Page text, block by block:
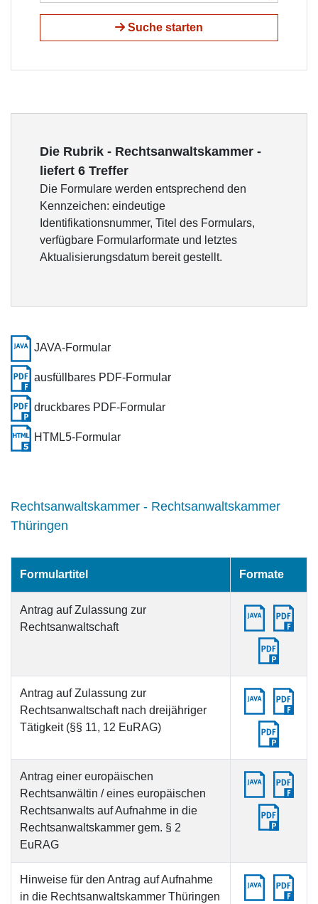
Suche starten
Die Rubrik - Rechtsanwaltskammer -
liefert 6 Treffer
Die Formulare werden entsprechend den
Kennzeichen: eindeutige
Identifikationsnummer, Titel des Formulars,
verfügbare Formularformate und letztes
Aktualisierungsdatum bereit gestellt.
JAVA-Formular
ausfüllbares PDF-Formular
druckbares PDF-Formular
HTML5-Formular
Rechtsanwaltskammer - Rechtsanwaltskammer
Thüringen
Formulartitel Formate
Antrag auf Zulassung zur
Rechtsanwaltschaft
Antrag auf Zulassung zur
Rechtsanwaltschaft nach dreijähriger
Tätigkeit (§§ 11, 12 EuRAG)
Antrag einer europäischen
Rechtsanwältin / eines europäischen
Rechtsanwalts auf Aufnahme in die
Rechtsanwaltskammer gem. § 2
EuRAG
Hinweise für den Antrag auf Aufnahme
in die Rechtsanwaltskammer Thüringen